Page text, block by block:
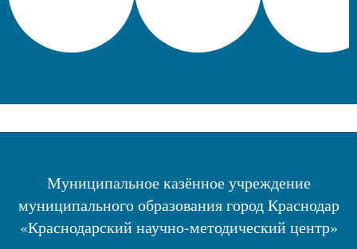
Муниципальное казённое учреждение
муниципального образования город Краснодар
«Краснодарский научно-методический центр»